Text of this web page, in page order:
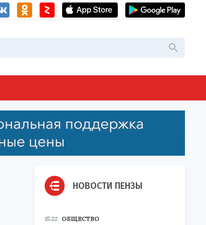
НОВОСТИ ПЕНЗЫ
15:22 ОБЩЕСТВО